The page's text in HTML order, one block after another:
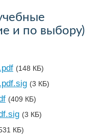
и по выбору)
(148 КБ)
(3 КБ)
(409 КБ)
(3 КБ)
КБ)